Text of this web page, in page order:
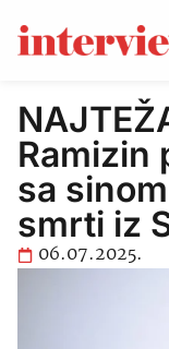
Ramizin
sa
smrti iz
06.07.2025.